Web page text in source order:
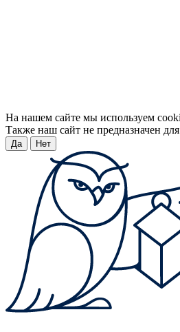
На нашем сайте мы используем
Также наш сайт не предназначен
Да Нет